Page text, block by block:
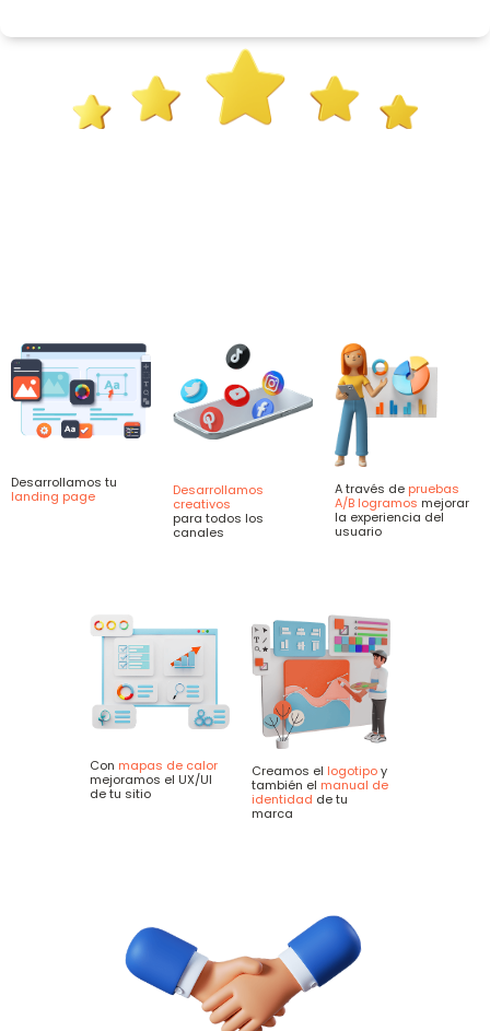
Desarrollamos tu
landing page
Desarrollamos
creativos
para todos los
canales
A través de pruebas
A/B logramos mejorar
la experiencia del
usuario
Con mapas de calor
mejoramos el UX/UI
de tu sitio
Creamos el logotipoy
también el manual de
identidad de tu
marca